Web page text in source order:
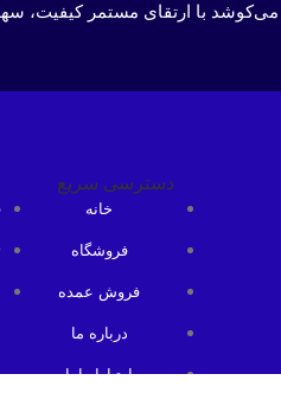
می‌کوشد با ارتقای مستمر کیفیت،
دسترسی سریع
خانه
فروشگاه
فروش عمده
درباره ما
ارتباط باما